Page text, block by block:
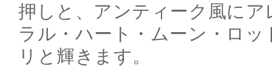
押しと、アンティーク風に
ラル・ハート・ムーン・ロ
リと輝きます。